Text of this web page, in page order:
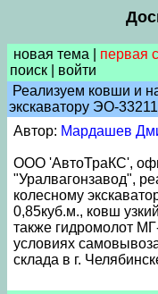
новая тема первая
поиск
войти
Реализуем ковши и
экскаватору ЭО-33211
Автор: Мардашев
ООО 'АвтоТраКС',
"Уралвагонзавод",
колесному
0,85куб.м., ковш
также гидромолот
условиях
склада в г.